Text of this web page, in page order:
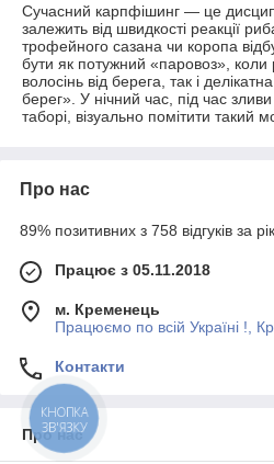
Сучасний карпфішинг — це
залежить від швидкості реакції
трофейного сазана чи коропа
бути як потужний «паровоз», коли
волосінь від берега, так і
берег». У нічний час, під час
таборі, візуально помітити такий
Про нас
89% позитивних з 758 відгуків за рік
Працює з 05.11.2018
м. Кременець
Працюємо по всій Україні !,
Контакти
Про нас
КНОПКА
ЗВ'ЯЗКУ